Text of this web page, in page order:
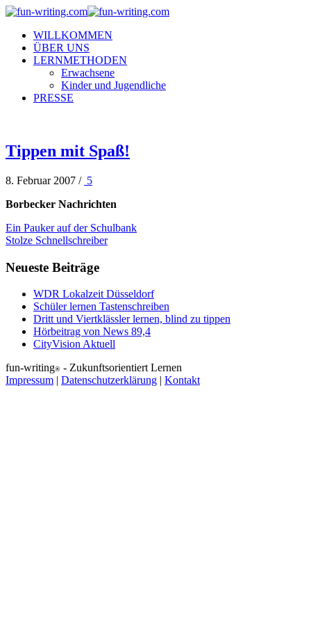
WILLKOMMEN
ÜBER UNS
LERNMETHODEN
Erwachsene
Kinder und Jugendliche
PRESSE
Tippen mit Spaß!
8. Februar 2007 / 5
Borbecker Nachrichten
Ein Pauker auf der Schulbank
Stolze Schnellschreiber
Neueste Beiträge
WDR Lokalzeit Düsseldorf
Schüler lernen Tastenschreiben
Dritt und Viertklässler lernen, blind zu tippen
Hörbeitrag von News 89,4
CityVision Aktuell
fun-writing® - Zukunftsorientiert Lernen
Impressum | Datenschutzerklärung | Kontakt